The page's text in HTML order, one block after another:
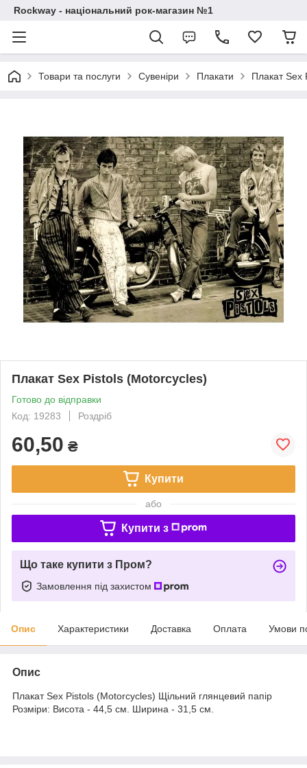
Rockway - національний рок-магазин №1
Товари та послуги Сувеніри Плакати Плакат Sex
Плакат Sex Pistols (Motorcycles)
Готово до відправки
Код: 19283
Роздріб
60,50 ₴
Купити
або
Купити з
Що таке купити з Пром?
Замовлення під захистом
Опис Характеристики Доставка Оплата Умови
Опис
Плакат Sex Pistols (Motorcycles) Щільний глянцевий папір
Розміри: Висота - 44,5 см. Ширина - 31,5 см.